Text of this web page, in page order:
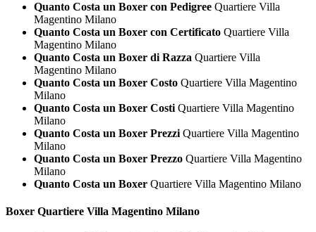
Quanto Costa un Boxer con Pedigree Quartiere Villa
Magentino Milano
Quanto Costa un Boxer con Certificato Quartiere Villa
Magentino Milano
Quanto Costa un Boxer di Razza Quartiere Villa
Magentino Milano
Quanto Costa un Boxer Costo Quartiere Villa Magentino
Milano
Quanto Costa un Boxer Costi Quartiere Villa Magentino
Milano
Quanto Costa un Boxer Prezzi Quartiere Villa Magentino
Milano
Quanto Costa un Boxer Prezzo Quartiere Villa Magentino
Milano
Quanto Costa un Boxer Quartiere Villa Magentino Milano
Boxer Quartiere Villa Magentino Milano